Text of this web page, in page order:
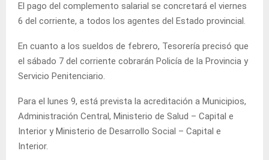
El pago del complemento salarial se concretará el viernes
6 del corriente, a todos los agentes del Estado provincial.
En cuanto a los sueldos de febrero, Tesorería precisó que
el sábado 7 del corriente cobrarán Policía de la Provincia y
Servicio Penitenciario.
Para el lunes 9, está prevista la acreditación a Municipios,
Administración Central, Ministerio de Salud – Capital e
Interior y Ministerio de Desarrollo Social – Capital e
Interior.